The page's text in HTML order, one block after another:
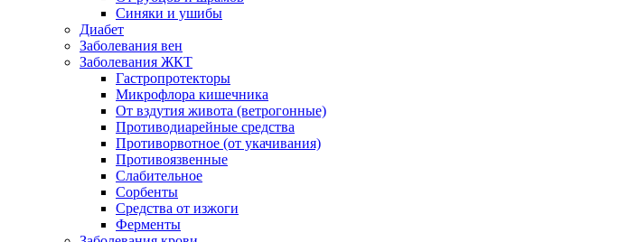
Синяки и ушибы
Диабет
Заболевания вен
Заболевания ЖКТ
Гастропротекторы
Микрофлора кишечника
От вздутия живота (ветрогонные)
Противодиарейные средства
Противорвотное (от укачивания)
Противоязвенные
Слабительное
Сорбенты
Средства от изжоги
Ферменты